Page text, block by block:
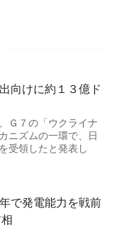
向けに約１３億ド
Ｇ７の「ウクライナ
ニズムの一環で、日
受領したと発表し
で発電能力を戦前